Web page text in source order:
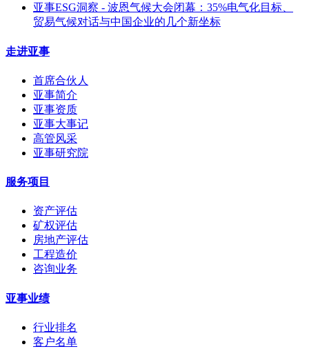
亚事ESG洞察 - 波恩气候大会闭幕：35%电气化目标、
贸易气候对话与中国企业的几个新坐标
走进亚事
首席合伙人
亚事简介
亚事资质
亚事大事记
高管风采
亚事研究院
服务项目
资产评估
矿权评估
房地产评估
工程造价
咨询业务
亚事业绩
行业排名
客户名单